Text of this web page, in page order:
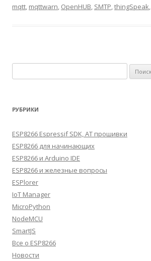
mqtt, mqttwarn, OpenHUB, SMTP,thingSpeak,
РУБРИКИ
ESP8266 Espressif SDK, AT прошивки
ESP8266 для начинающих
ESP8266 и Arduino IDE
ESP8266 и железные вопросы
ESPlorer
IoT Manager
MicroPython
NodeMCU
SmartJS
Все о ESP8266
Новости